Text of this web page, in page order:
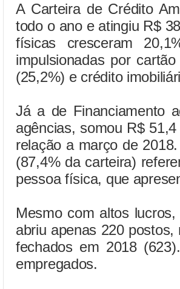
A Carteira de Crédito
todo o ano e atingiu R$
físicas cresceram
impulsionadas por
(25,2%) e crédito
Já a de Financiamento
agências, somou R$
relação a março de
(87,4% da carteira)
pessoa física, que
Mesmo com altos
abriu apenas 220
fechados em 2018
empregados.